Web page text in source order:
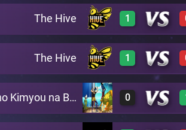
3 A22
A19
3 A15
The Hive 1
3 B3
The Hive 1
3 B17
Soapi no Kimyou na Bouken 0